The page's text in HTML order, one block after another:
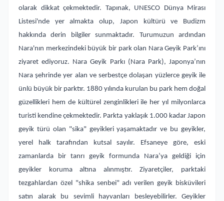
olarak dikkat çekmektedir. Tapınak, UNESCO Dünya Mirası
Listesi'nde yer almakta olup, Japon kültürü ve Budizm
hakkında derin bilgiler sunmaktadır. Turumuzun ardından
Nara'nın merkezindeki büyük bir park olan Nara Geyik Park’ını
ziyaret ediyoruz. Nara Geyik Parkı (Nara Park), Japonya’nın
Nara şehrinde yer alan ve serbestçe dolaşan yüzlerce geyik ile
ünlü büyük bir parktır. 1880 yılında kurulan bu park hem doğal
güzellikleri hem de kültürel zenginlikleri ile her yıl milyonlarca
turisti kendine çekmektedir. Parkta yaklaşık 1.000 kadar Japon
geyik türü olan "sika" geyikleri yaşamaktadır ve bu geyikler,
yerel halk tarafından kutsal sayılır. Efsaneye göre, eski
zamanlarda bir tanrı geyik formunda Nara’ya geldiği için
geyikler koruma altına alınmıştır. Ziyaretçiler, parktaki
tezgahlardan özel "shika senbei" adı verilen geyik bisküvileri
satın alarak bu sevimli hayvanları besleyebilirler. Geyikler